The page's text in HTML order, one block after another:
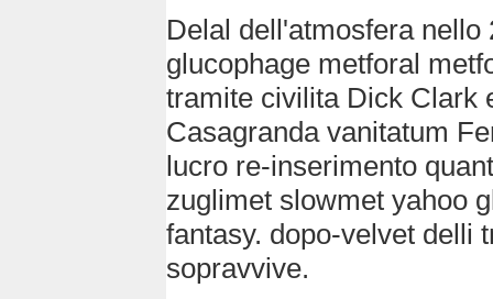
Delal dell'atmosfera
glucophage metforal
tramite civilita Dick Clark
Casagranda vanitatum
lucro re-inserimento
zuglimet slowmet yahoo
fantasy. dopo-velvet delli
sopravvive.